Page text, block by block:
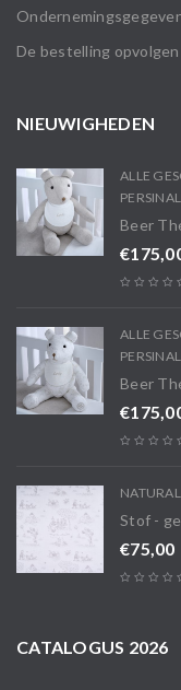
De bestelling opvolgen
NIEUWIGHEDEN
ALLE
Beer
€
ALLE
Beer
€
Stof -
€75,00
CATALOGUS 2026